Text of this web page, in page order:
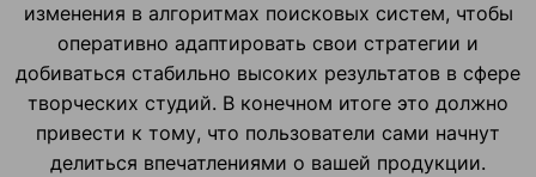
изменения в алгоритмах поисковых систем, чтобы
оперативно адаптировать свои стратегии и
добиваться стабильно высоких результатов в сфере
творческих студий. В конечном итоге это должно
привести к тому, что пользователи сами начнут
делиться впечатлениями о вашей продукции.